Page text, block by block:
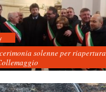
solenne per riapertura